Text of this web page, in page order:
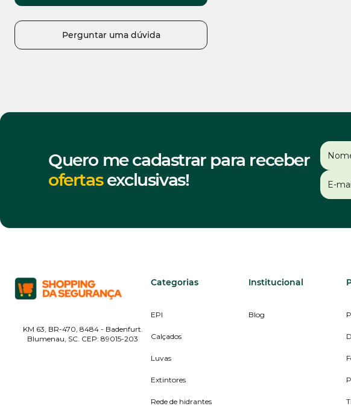
Perguntar uma dúvida
Quero me cadastrar para receber
ofertasexclusivas!
KM 63, BR-470, 8484 - Badenfurt.
Blumenau, SC. CEP: 89015-203
Categorias
EPI
Calçados
Luvas
Extintores
Rede de hidrantes
Institucional
Blog